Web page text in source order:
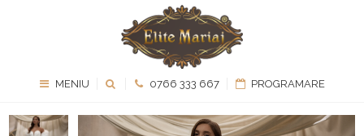
MENIU 0766 333 667 PROGRAMARE